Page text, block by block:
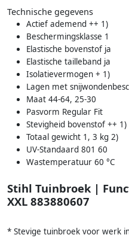
Technische gegevens
Actief ademend ++ 1)
Beschermingsklasse 1
Elastische bovenstof ja
Elastische tailleband ja
Isolatievermogen + 1)
Lagen met
Maat 44-64, 25-30
Pasvorm Regular Fit
Stevigheid bovenstof ++ 1)
Totaal gewicht 1, 3 kg 2)
UV-Standaard 801 60
Wastemperatuur 60 °C
Stihl Tuinbroek |
XXL 883880607
* Stevige tuinbroek voor werk